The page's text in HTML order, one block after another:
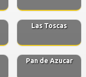
Las Toscas
Pan de Azucar